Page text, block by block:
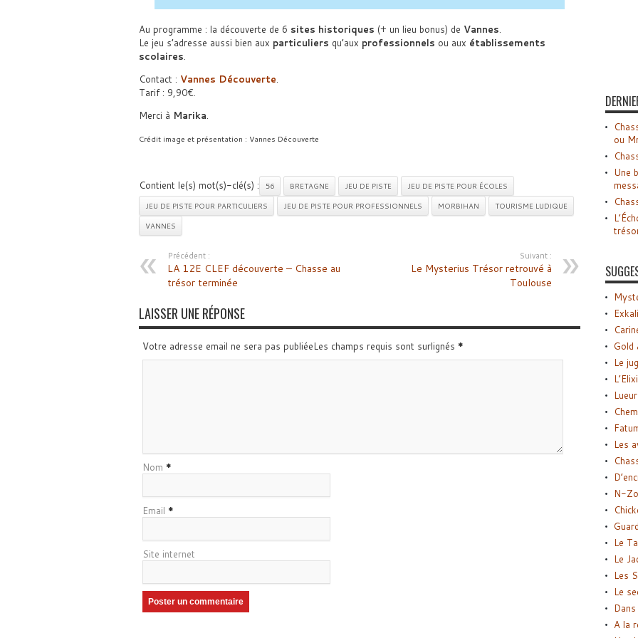
Au programme : la découverte de 6 sites historiques (+ un lieu bonus) de Vannes.
Le jeu s’adresse aussi bien aux particuliers qu’aux professionnels ou aux établissements
scolaires.
Contact : Vannes Découverte.
Tarif : 9,90€.
Merci à Marika.
Crédit image et présentation : Vannes Découverte
Contient le(s) mot(s)-clé(s) : 56 BRETAGNE JEU DE PISTE
JEU DE PISTE POUR ÉCOLES
JEU DE PISTE POUR PARTICULIERS
JEU DE PISTE POUR PROFESSIONNELS MORBIHAN
TOURISME LUDIQUE
VANNES
Précédent :
LA 12E CLEF découverte – Chasse au
trésor terminée
Suivant :
Le Mysterius Trésor retrouvé à
Toulouse
LAISSER UNE RÉPONSE
Votre adresse email ne sera pas publiéeLes champs requis sont surlignés *
Nom *
Email *
Site internet
ou
Une
Gold
Le
Lueur
Les
N-
Le
Le
Les
Le
A la